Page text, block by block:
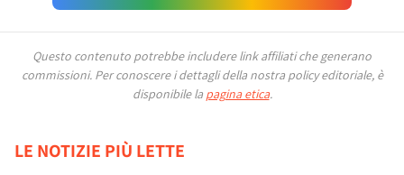
Questo contenuto potrebbe includere link affiliati che generano
commissioni. Per conoscere i dettagli della nostra policy editoriale, è
disponibile la pagina etica.
LE NOTIZIE PIÙ LETTE